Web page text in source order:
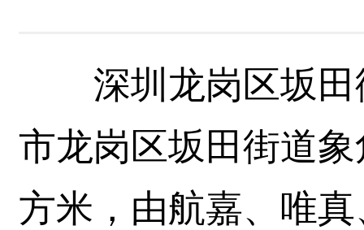
深圳龙岗区坂田
市龙岗区坂田街道
方米，由航嘉、唯